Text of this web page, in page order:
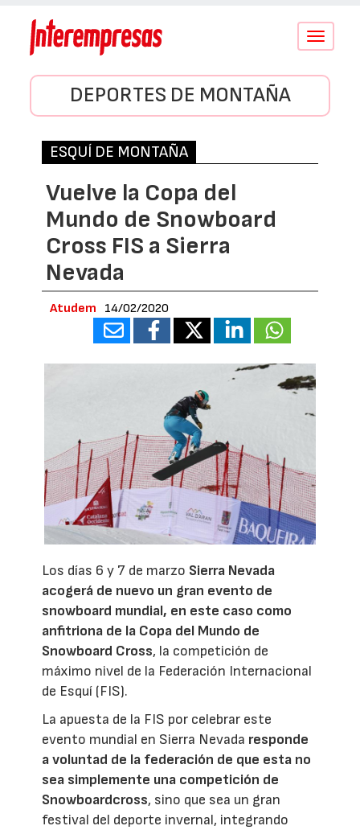
Conmutar
DEPORTES DE MONTAÑA
ESQUÍ DE MONTAÑA
Vuelve la Copa del
Mundo de Snowboard
Cross FIS a Sierra
Nevada
Atudem 14/02/2020
Los días 6 y 7 de marzo Sierra Nevada
acogerá de nuevo un gran evento de
snowboard mundial, en este caso como
anfitriona de la Copa del Mundo de
Snowboard Cross, la competición de
máximo nivel de la Federación Internacional
de Esquí (FIS).
La apuesta de la FIS por celebrar este
evento mundial en Sierra Nevada responde
a voluntad de la federación de que esta no
sea simplemente una competición de
Snowboardcross, sino que sea un gran
festival del deporte invernal, integrando